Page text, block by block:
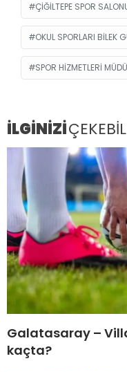
ÇIĞILTEPE SPOR
OKUL SPORLARI BILEK
SPOR HIZMETLERI
İLGİNİZİ
Galatasaray –
kaçta?